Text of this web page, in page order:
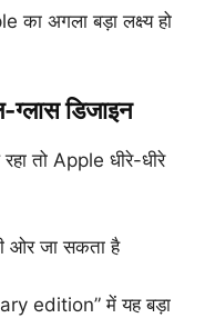
का अगला बड़ा लक्ष्य हो
डिजाइन
तो Apple धीरे-धीरे
ओर जा सकता है
edition” में यह बड़ा